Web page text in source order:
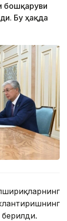
бошқаруви
Бу ҳақда